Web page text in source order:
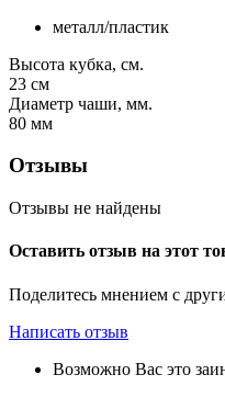
металл/пластик
Высота кубка, см.
23 см
Диаметр чаши, мм.
80 мм
Отзывы
Отзывы не найдены
Оставить отзыв на этот
Поделитесь мнением с
Написать отзыв
Возможно Вас это